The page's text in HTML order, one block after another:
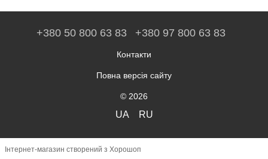
+380 50 800 63 83 +380 97 800 63 83
Контакти
Повна версія сайту
© 2026
UA RU
Інтернет-магазин створений з Хорошоп